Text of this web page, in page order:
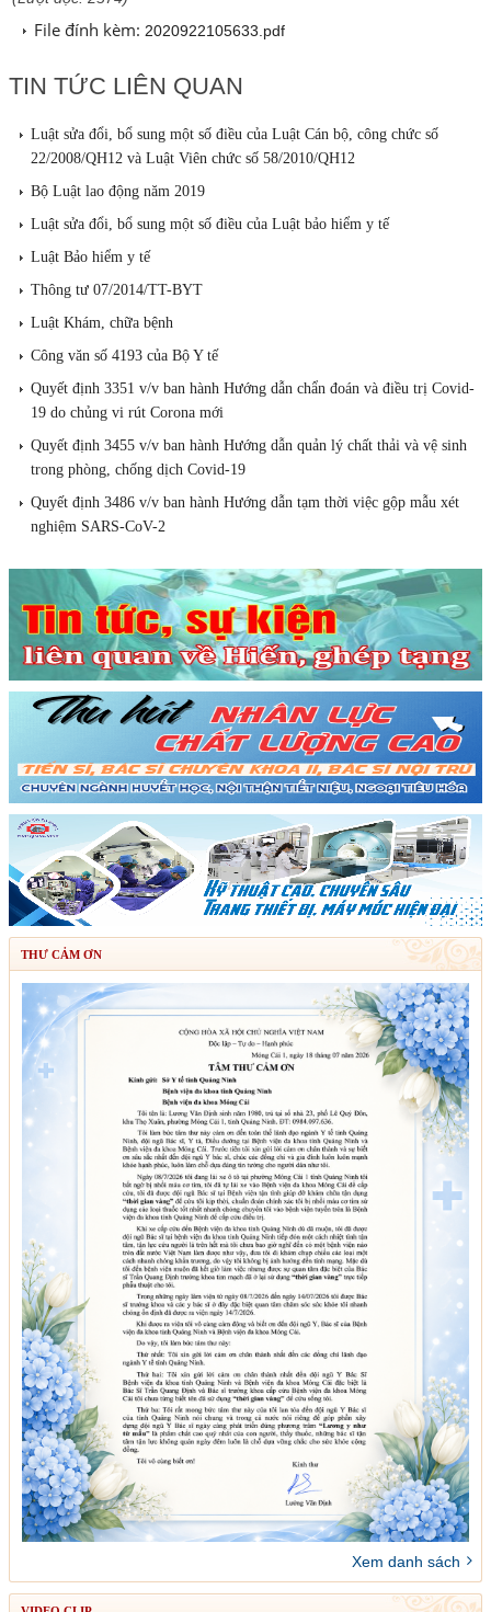
File đính kèm: 2020922105633.pdf
TIN TỨC LIÊN QUAN
Luật sửa đổi, bổ sung một số điều của Luật Cán bộ, công chức số
22/2008/QH12 và Luật Viên chức số 58/2010/QH12
Bộ Luật lao động năm 2019
Luật sửa đổi, bổ sung một số điều của Luật bảo hiểm y tế
Luật Bảo hiểm y tế
Thông tư 07/2014/TT-BYT
Luật Khám, chữa bệnh
Công văn số 4193 của Bộ Y tế
Quyết định 3351 v/v ban hành Hướng dẫn chẩn đoán và điều trị Covid-
19 do chủng vi rút Corona mới
Quyết định 3455 v/v ban hành Hướng dẫn quản lý chất thải và vệ sinh
trong phòng, chống dịch Covid-19
Quyết định 3486 v/v ban hành Hướng dẫn tạm thời việc gộp mẫu xét
nghiệm SARS-CoV-2
THƯ CẢM ƠN
Xem danh sách